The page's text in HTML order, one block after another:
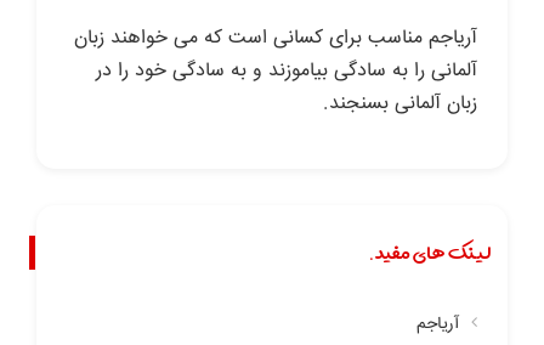
آریاجم مناسب برای کسانی است که می خواهند زبان
آلمانی را به سادگی بیاموزند و به سادگی خود را در
زبان آلمانی بسنجند.
لینک های مفید.
آریاجم